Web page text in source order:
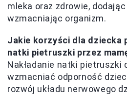
mleka oraz zdrowie,
wzmacniając organizm.
Jakie korzyści dla dziecka
natki pietruszki przez
Nakładanie natki pietruszki
wzmacniać odporność
rozwój układu nerwowego